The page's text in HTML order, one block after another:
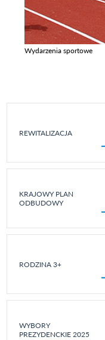
Wydarzenia sportowe
REWITALIZACJA
KRAJOWY PLAN
ODBUDOWY
RODZINA 3+
WYBORY
PREZYDENCKIE 2025